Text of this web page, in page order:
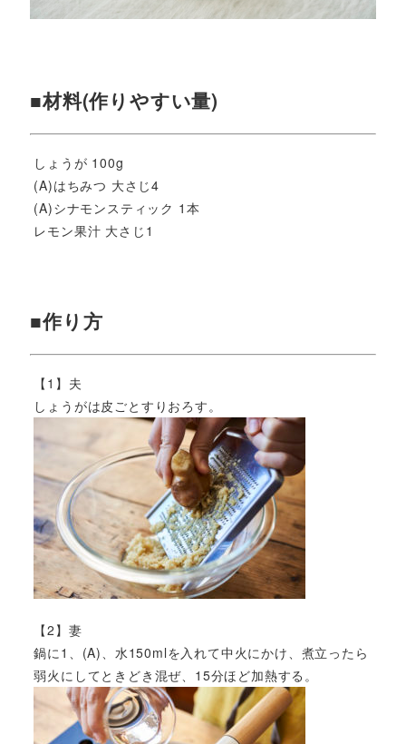
■材料(作りやすい量)
しょうが 100g
(A)はちみつ 大さじ4
(A)シナモンスティック 1本
レモン果汁 大さじ1
■作り方
【1】夫
しょうがは皮ごとすりおろす。
【2】妻
鍋に1、(A)、水150mlを入れて中火にかけ、煮立ったら
弱火にしてときどき混ぜ、15分ほど加熱する。